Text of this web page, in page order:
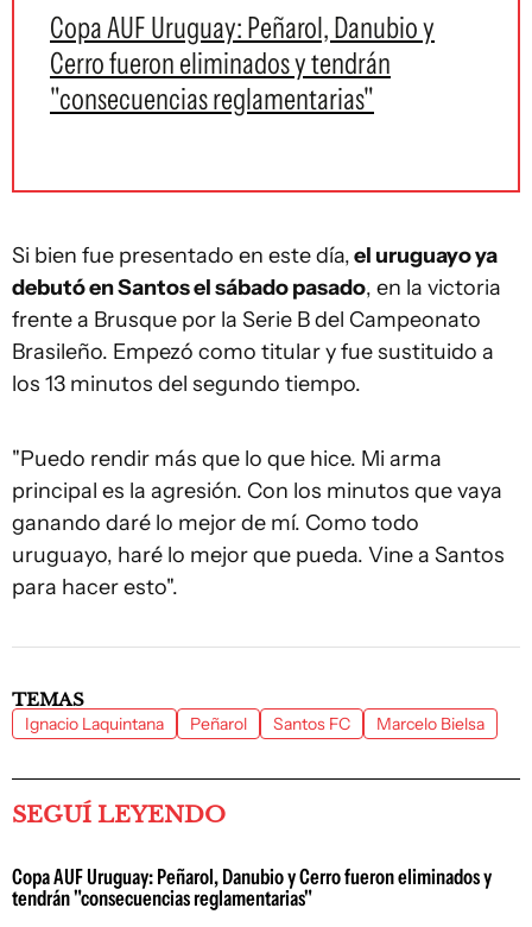
Copa AUF Uruguay: Peñarol, Danubio y
Cerro fueron eliminados y tendrán
"consecuencias reglamentarias"
Si bien fue presentado en este día,el uruguayo ya
debutó en Santos el sábado pasado, en la victoria
frente a Brusque por la Serie B del Campeonato
Brasileño. Empezó como titular y fue sustituido a
los 13 minutos del segundo tiempo.
"Puedo rendir más que lo que hice. Mi arma
principal es la agresión. Con los minutos que vaya
ganando daré lo mejor de mí. Como todo
uruguayo, haré lo mejor que pueda. Vine a Santos
para hacer esto".
TEMAS
Ignacio Laquintana Peñarol Santos FC Marcelo Bielsa
SEGUÍ LEYENDO
Copa AUF Uruguay: Peñarol, Danubio y Cerro fueron eliminados y
tendrán "consecuencias reglamentarias"